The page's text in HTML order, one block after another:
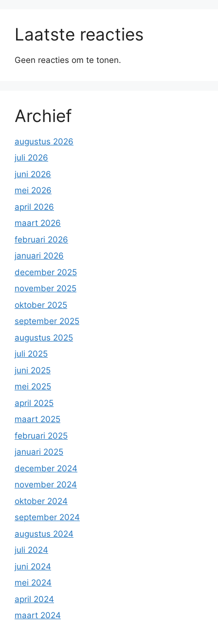
Laatste reacties
Geen reacties om te tonen.
Archief
augustus 2026
juli 2026
juni 2026
mei 2026
april 2026
maart 2026
februari 2026
januari 2026
december 2025
november 2025
oktober 2025
september 2025
augustus 2025
juli 2025
juni 2025
mei 2025
april 2025
maart 2025
februari 2025
januari 2025
december 2024
november 2024
oktober 2024
september 2024
augustus 2024
juli 2024
juni 2024
mei 2024
april 2024
maart 2024